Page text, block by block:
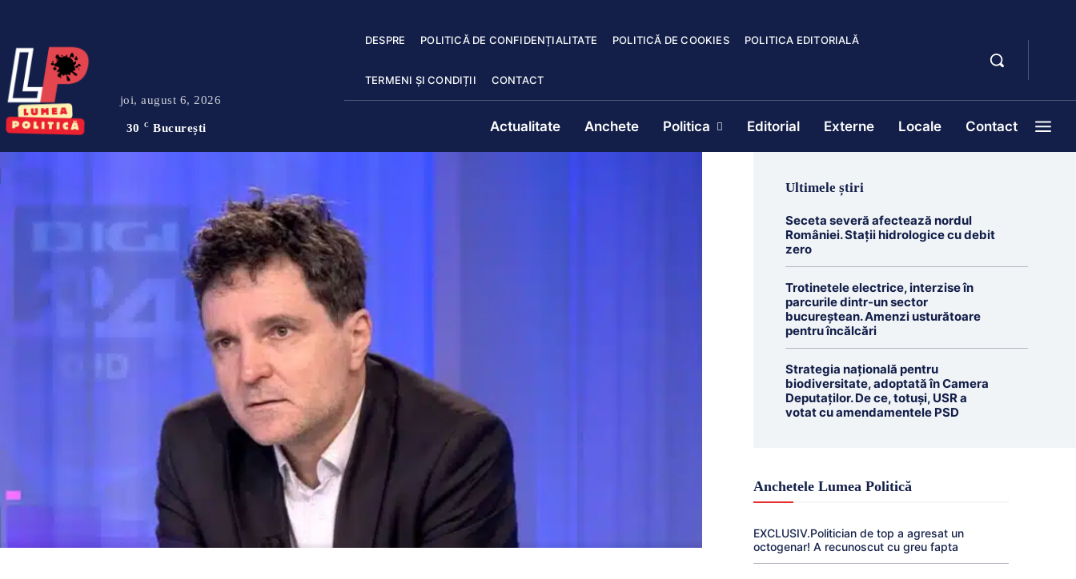
joi, august 6, 2026
30 C București
DESPRE POLITICĂ DE CONFIDENȚIALITATE POLITICĂ DE COOKIES POLITICA EDITORIALĂ
TERMENI ȘI CONDIȚII CONTACT
Actualitate Anchete Politica Editorial Externe Locale Contact
Ultimele știri
Seceta severă afectează nordul
României. Stații hidrologice cu debit
zero
Trotinetele electrice, interzise în
parcurile dintr-un sector
bucureștean. Amenzi usturătoare
pentru încălcări
Strategia națională pentru
biodiversitate, adoptată în Camera
Deputaților. De ce, totuși, USR a
votat cu amendamentele PSD
Anchetele Lumea Politică
EXCLUSIV.Politician de top a agresat un
octogenar! A recunoscut cu greu fapta